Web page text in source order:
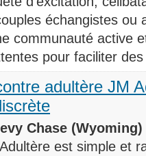
échangistes ou
communauté active
pour faciliter
adultère JM
Chase (Wyoming)
est simple et